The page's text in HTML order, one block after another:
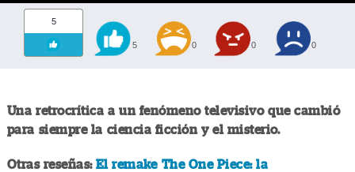
5
5 0 0 0
Una retrocrítica a un fenómeno televisivo que cambió
para siempre la ciencia ficción y el misterio.
Otras reseñas:El remake The One Piece: la